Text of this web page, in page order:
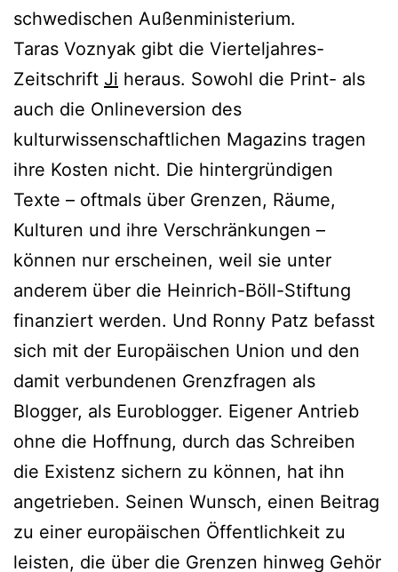
schwedischen Außenministerium.
Taras Voznyak gibt die Vierteljahres-
Zeitschrift Ji heraus. Sowohl die Print- als
auch die Onlineversion des
kulturwissenschaftlichen Magazins tragen
ihre Kosten nicht. Die hintergründigen
Texte – oftmals über Grenzen, Räume,
Kulturen und ihre Verschränkungen –
können nur erscheinen, weil sie unter
anderem über die Heinrich-Böll-Stiftung
finanziert werden. Und Ronny Patz befasst
sich mit der Europäischen Union und den
damit verbundenen Grenzfragen als
Blogger, als Euroblogger. Eigener Antrieb
ohne die Hoffnung, durch das Schreiben
die Existenz sichern zu können, hat ihn
angetrieben. Seinen Wunsch, einen Beitrag
zu einer europäischen Öffentlichkeit zu
leisten, die über die Grenzen hinweg Gehör